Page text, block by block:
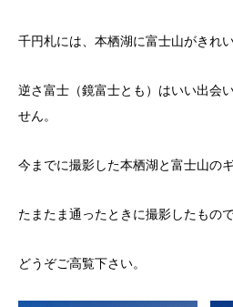
千円札には、本栖湖に富士山がきれ
逆さ富士（鏡富士とも）はいい出会
せん。
今までに撮影した本栖湖と富士山の
たまたま通ったときに撮影したもので
どうぞご高覧下さい。